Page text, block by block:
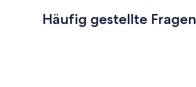
Häufig gestellte Fragen